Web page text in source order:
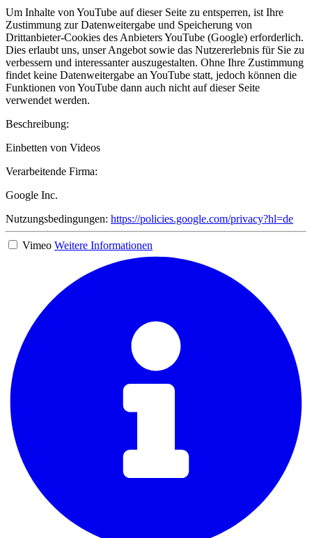
Um Inhalte von YouTube auf dieser Seite zu entsperren, ist Ihre
Zustimmung zur Datenweitergabe und Speicherung von
Drittanbieter-Cookies des Anbieters YouTube (Google) erforderlich.
Dies erlaubt uns, unser Angebot sowie das Nutzererlebnis für Sie zu
verbessern und interessanter auszugestalten. Ohne Ihre Zustimmung
findet keine Datenweitergabe an YouTube statt, jedoch können die
Funktionen von YouTube dann auch nicht auf dieser Seite
verwendet werden.
Beschreibung:
Einbetten von Videos
Verarbeitende Firma:
Google Inc.
Nutzungsbedingungen: https://policies.google.com/privacy?hl=de
Vimeo Weitere Informationen